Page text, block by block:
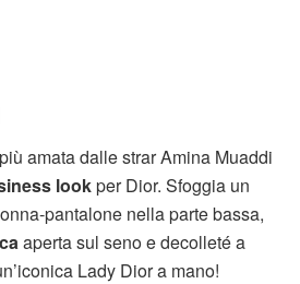
amata dalle strar Amina Muaddi
lookper Dior. Sfoggia un
pantalone nella parte bassa,
aperta sul seno e decolleté a
Lady Dior a mano!